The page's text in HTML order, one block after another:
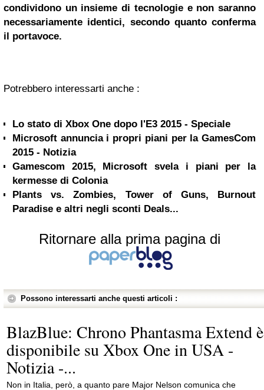
condividono un insieme di tecnologie e non saranno
necessariamente identici, secondo quanto conferma
il portavoce.
Potrebbero interessarti anche :
Lo stato di Xbox One dopo l'E3 2015 - Speciale
Microsoft annuncia i propri piani per la GamesCom
2015 - Notizia
Gamescom 2015, Microsoft svela i piani per la
kermesse di Colonia
Plants vs. Zombies, Tower of Guns, Burnout
Paradise e altri negli sconti Deals...
Ritornare alla prima pagina di
Possono interessarti anche questi articoli :
BlazBlue: Chrono Phantasma Extend è
disponibile su Xbox One in USA -
Notizia -...
Non in Italia, però, a quanto pare Major Nelson comunica che